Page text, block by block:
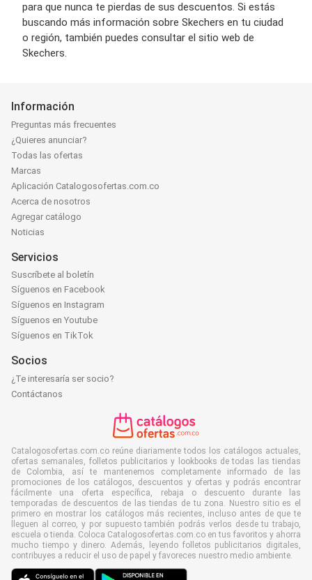
para que nunca te pierdas de sus descuentos. Si estás
buscando más información sobre Skechers en tu ciudad
o región, también puedes consultar el sitio web de
Skechers.
Información
Preguntas más frecuentes
¿Quieres anunciar?
Todas las ofertas
Marcas
Aplicación Catalogosofertas.com.co
Acerca de nosotros
Agregar catálogo
Noticias
Servicios
Suscríbete al boletín
Síguenos en Facebook
Síguenos en Instagram
Síguenos en Youtube
Síguenos en TikTok
Socios
¿Te interesaría ser socio?
Contáctanos
Catalogosofertas.com.co reúne diariamente todos los catálogos actuales,
ofertas semanales, folletos publicitarios y lookbooks de todas las tiendas
de Colombia, así te mantenemos completamente informado de las
promociones de los catálogos, descuentos y ofertas y podrás encontrar
fácilmente una oferta específica, rebaja o descuento durante las
temporadas de descuentos de las tiendas de tu zona. Nuestro sitio es el
primero en mostrar los catálogos más recientes, incluso antes de que te
lleguen al correo, y por supuesto también podrás verlos desde tu trabajo,
escuela o tienda. Coloca Catalogosofertas.com.co en tus favoritos y ahorra
mucho tiempo y dinero. Además, leyendo folletos publicitarios digitales,
contribuyes a reducir el uso de papel y favoreces nuestro medio ambiente.